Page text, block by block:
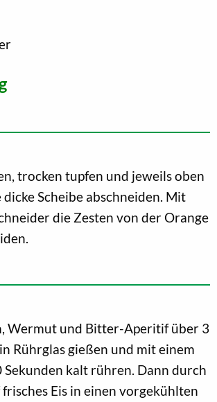
trocken tupfen und jeweils oben
Scheibe abschneiden. Mit
die Zesten von der Orange
Wermut und Bitter-Aperitif über 3
Rührglas gießen und mit einem
kalt rühren. Dann durch
Eis in einen vorgekühlten